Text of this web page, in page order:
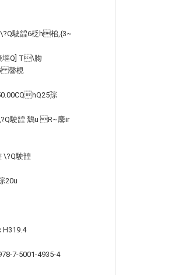
駛韹6柉h桘,{3~
塸Q] T\肳
韾梘
孮
駛韹 鵚u R~麐ir
駛韹
20u
H319.4
7-5001-4935-4